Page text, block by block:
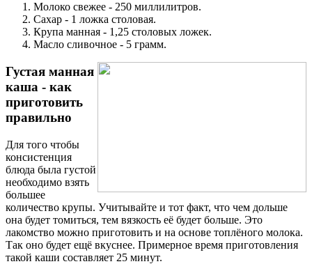
Молоко свежее - 250 миллилитров.
Сахар - 1 ложка столовая.
Крупа манная - 1,25 столовых ложек.
Масло сливочное - 5 грамм.
Густая манная
каша - как
приготовить
правильно
Для того чтобы
консистенция
блюда была густой
необходимо взять
большее
количество крупы. Учитывайте и тот факт, что чем дольше
она будет томиться, тем вязкость её будет больше. Это
лакомство можно приготовить и на основе топлёного молока.
Так оно будет ещё вкуснее. Примерное время приготовления
такой каши составляет 25 минут.